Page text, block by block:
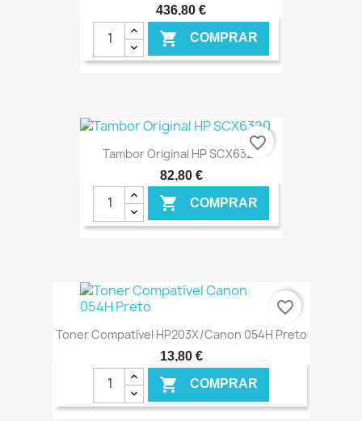
436,80 €
 COMPRAR
€ ONLINE
Tambor Original HP SCX6320
82,80 €
 COMPRAR
€ ONLINE
favorite_border
Toner Compatível HP203X/Canon 054H Preto
13,80 €
 COMPRAR
favorite_border